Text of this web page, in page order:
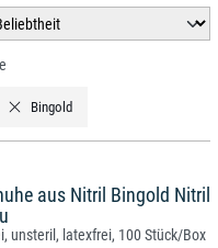
Bingold
aus Nitril Bingold Nitril
unsteril, latexfrei, 100 Stück/Box